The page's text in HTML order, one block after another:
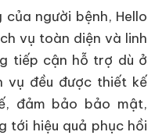
người bệnh, Hello
vụ toàn diện và linh
tiếp cận hỗ trợ dù ở
đều được thiết kế
đảm bảo bảo mật,
tới hiệu quả phục hồi